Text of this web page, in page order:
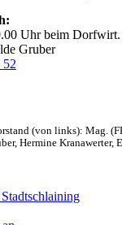
Uhr beim Dorfwirt.
Gruber
52
(von links): Mag.
Hermine Kranawerter,